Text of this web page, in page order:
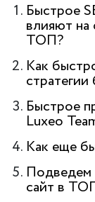
Быстрое
влияют на
ТОП?
Как
Быстрое
Luxeo
Как еще
Подведем
сайт в